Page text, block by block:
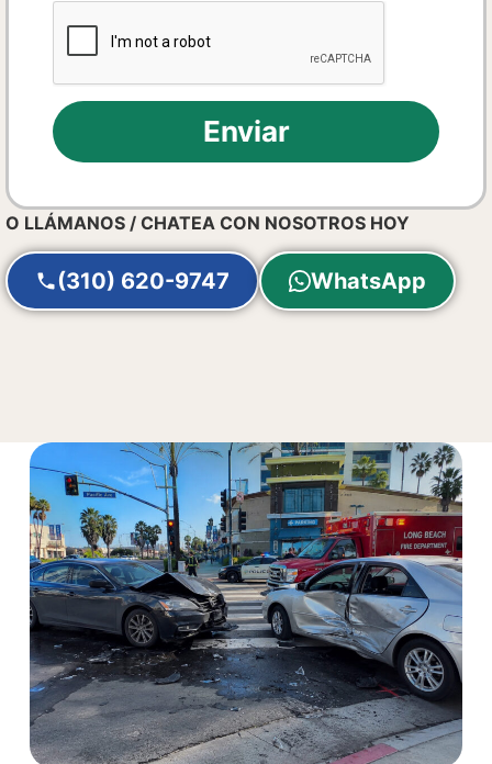
Enviar
O LLÁMANOS / CHATEA CON NOSOTROS HOY
(310) 620-9747 WhatsApp